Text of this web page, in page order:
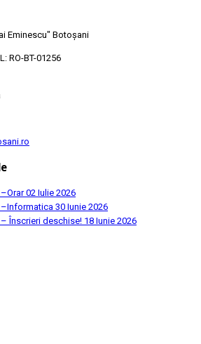
Eminescu" Botoșani
RO-BT-01256
02 Iulie 2026
30 Iunie 2026
Înscrieri deschise! 18 Iunie 2026